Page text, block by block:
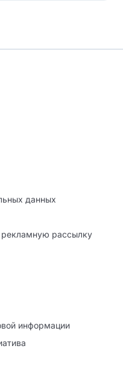
данных
рассылку
информации
брака